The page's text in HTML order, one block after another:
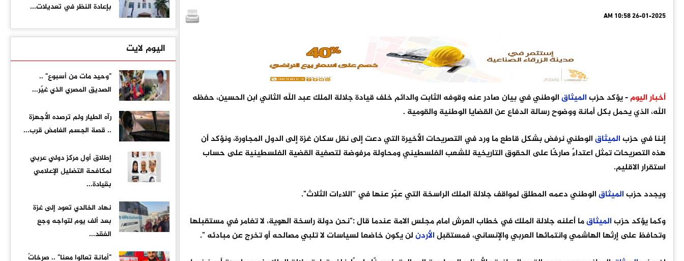
26-01-2025 10:58 AM
أخبار اليوم- يؤكد حزبالميثاقالوطني في بيان صادر عنه وقوفه الثابت والدائم خلف قيادة جلالة الملك عبد الله الثاني ابن الحسين، حفظه
الله، الذي يحمل بكل أمانة ووضوح رسالة الدفاع عن القضايا الوطنية والقومية .
إننا في حزبالميثاقالوطني نرفض بشكل قاطع ما ورد في التصريحات الأخيرة التي دعت إلى نقل سكان غزة إلى الدول المجاورة، ونؤكد أن
هذه التصريحات تمثل اعتداءً صارخًا على الحقوق التاريخية للشعب الفلسطيني ومحاولة مرفوضة لتصفية القضية الفلسطينية على حساب
استقرار الاقليم.
ويجدد حزبالميثاقالوطني دعمه المطلق لمواقف جلالة الملك الراسخة التي عبّر عنها في “اللاءات الثلاث".
وكما يؤكد حزبالميثاقما أعلنه جلالة الملك في خطاب العرش امام مجلس الامة عندما قال :"نحن دولة راسخة الهوية، لا تغامر في مستقبلها
وتحافظ على إرثها الهاشمي وانتمائها العربي والإنساني، فمستقبلالأردنلن يكون خاضعا لسياسات لا تلبي مصالحه أو تخرج عن مبادئه ".
بإعادة النظر في تعديلات...
اليوم لايت
"وحيد مات من أسبوع" ..
الصديق المصري الذي غيّر...
رآه الطيار ولم ترصده الأجهزة
.. قصة الجسم الغامض قرب...
إطلاق أول مركز دولي عربي
لمكافحة التضليل الإعلامي
بقيادة...
نهاد الخالدي تعود إلى غزة
بعد ألف يوم لتواجه وجع
الفقد...
"أمانة تعالوا معنا" .. صرخاتٌ